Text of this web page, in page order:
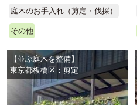
庭木のお手入れ（剪定・伐採）
その他
【並ぶ庭木を整備】
東京都板橋区：剪定